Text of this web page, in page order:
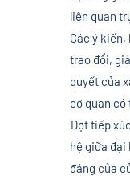
liên quan
Các ý kiến,
trao đổi,
quyết của
cơ quan có
Đợt tiếp
hệ giữa đại
đáng của